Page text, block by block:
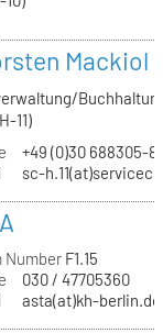
Mackiol
11)
+49 (0)30 688305-
sc-
NumberF1.15
030 / 47705360
asta(at)kh-berlin.de